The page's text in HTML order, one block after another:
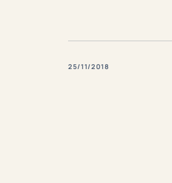
25/11/2018